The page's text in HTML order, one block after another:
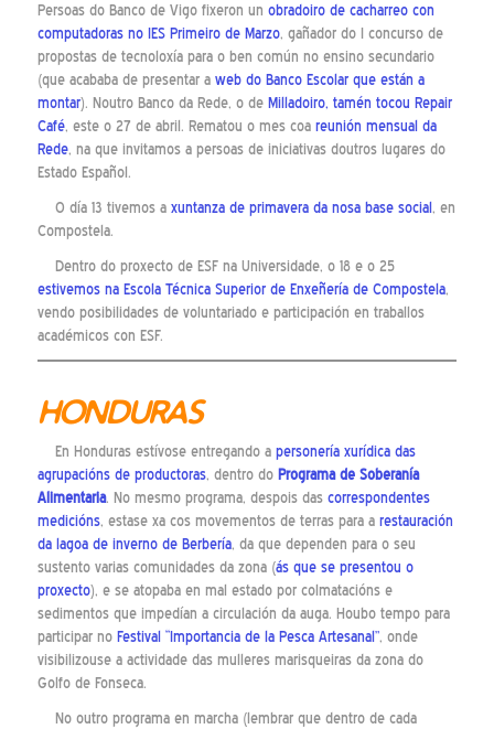
Persoas do Banco de Vigo fixeron un obradoiro de cacharreo con
computadoras no IES Primeiro de Marzo, gañador do I concurso de
propostas de tecnoloxía para o ben común no ensino secundario
(que acababa de presentar a web do Banco Escolar que están a
montar). Noutro Banco da Rede, o de Milladoiro, tamén tocou Repair
Café, este o 27 de abril. Rematou o mes coa reunión mensual da
Rede, na que invitamos a persoas de iniciativas doutros lugares do
Estado Español.
O día 13 tivemos a xuntanza de primavera da nosa base social , en
Compostela.
Dentro do proxecto de ESF na Universidade, o 18 e o 25
estivemos na Escola Técnica Superior de Enxeñería de Compostela,
vendo posibilidades de voluntariado e participación en traballos
académicos con ESF.
HONDURAS
En Honduras estívose entregando a personería xurídica das
agrupacións de productoras, dentro do Programa de Soberanía
Alimentaria. No mesmo programa, despois das correspondentes
medicións, estase xa cos movementos de terras para a restauración
da lagoa de inverno de Berbería, da que dependen para o seu
sustento varias comunidades da zona (ás que se presentou o
proxecto), e se atopaba en mal estado por colmatacións e
sedimentos que impedían a circulación da auga. Houbo tempo para
participar no Festival “Importancia de la Pesca Artesanal”, onde
visibilizouse a actividade das mulleres marisqueiras da zona do
Golfo de Fonseca.
No outro programa en marcha (lembrar que dentro de cada